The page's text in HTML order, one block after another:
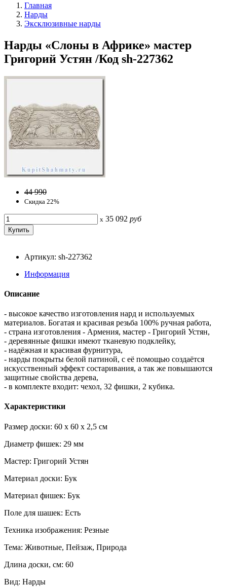
Главная
Нарды
Эксклюзивные нарды
Нарды «Слоны в Африке» мастер
Григорий Устян /Код sh-227362
44 990
Скидка 22%
x 35 092 руб
Артикул: sh-227362
Информация
Описание
- высокое качество изготовления нард и используемых
материалов. Богатая и красивая резьба 100% ручная работа,
- страна изготовления - Армения, мастер - Григорий Устян,
- деревянные фишки имеют тканевую подклейку,
- надёжная и красивая фурнитура,
- нарды покрыты белой патиной, с её помощью создаётся
искусственный эффект состаривания, а так же повышаются
защитные свойства дерева,
- в комплекте входит: чехол, 32 фишки, 2 кубика.
Характеристики
Размер доски: 60 x 60 x 2,5 см
Диаметр фишек: 29 мм
Мастер: Григорий Устян
Материал доски: Бук
Материал фишек: Бук
Поле для шашек: Есть
Техника изображения: Резные
Тема: Животные, Пейзаж, Природа
Длина доски, см: 60
Вид: Нарды